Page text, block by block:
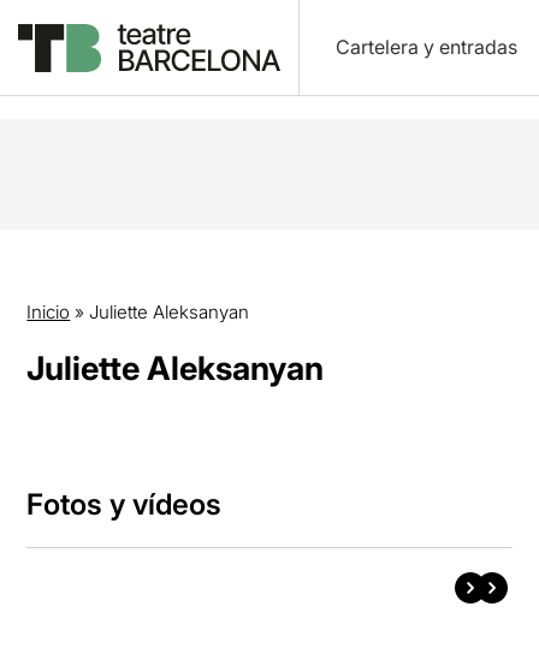
Cartelera y entradas
Inicio » Juliette Aleksanyan
Juliette Aleksanyan
Fotos y vídeos